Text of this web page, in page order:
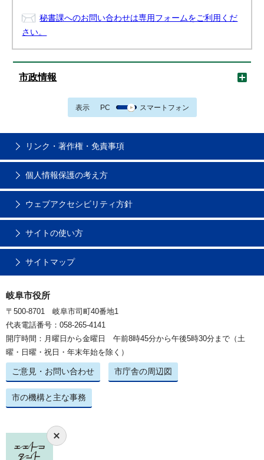
秘書課へのお問い合わせは専用フォームをご利用くだ
さい。
市政情報
表示 PC スマートフォン
リンク・著作権・免責事項
個人情報保護の考え方
ウェブアクセシビリティ方針
サイトの使い方
サイトマップ
岐阜市役所
〒500-8701 岐阜市司町40番地1
代表電話番号：058-265-4141
開庁時間：月曜日から金曜日 午前8時45分から午後5時30分まで（土
曜・日曜・祝日・年末年始を除く）
ご意見・お問い合わせ 市庁舎の周辺図
市の機構と主な事務